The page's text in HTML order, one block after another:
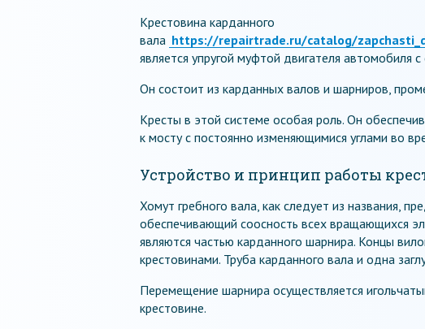
Крестовина карданного
вала https://repairtrade.ru/catalog/
является упругой муфтой двигателя автомобиля с
Он состоит из карданных валов и шарниров,
Кресты в этой системе особая роль. Он
к мосту с постоянно изменяющимися углами во
Устройство и принцип работы
Хомут гребного вала, как следует из названия,
обеспечивающий соосность всех вращающихся
являются частью карданного шарнира. Концы
крестовинами. Труба карданного вала и одна
Перемещение шарнира осуществляется
крестовине.